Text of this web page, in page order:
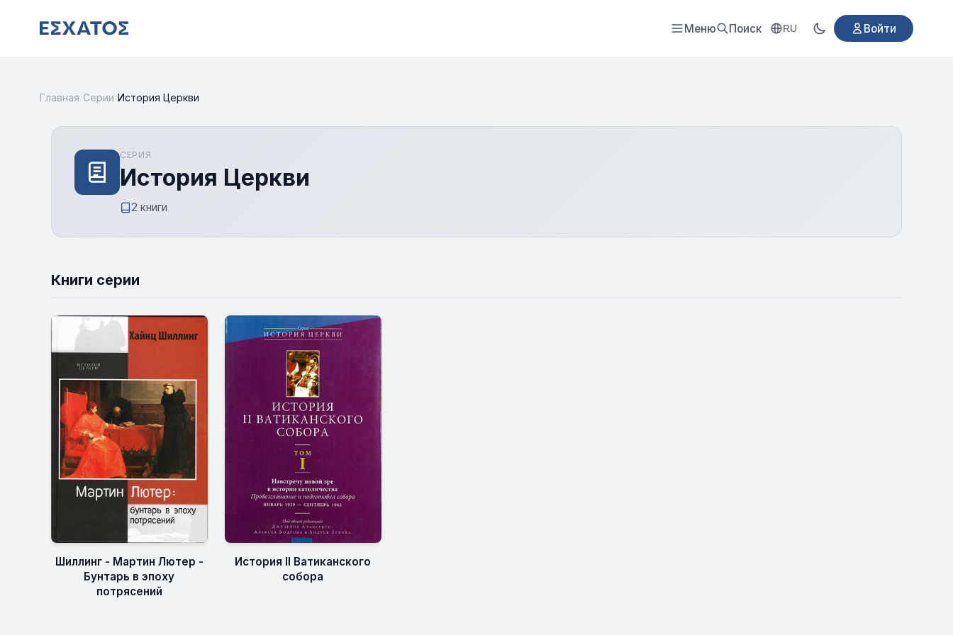
Меню Поиск RU Войти
Главная Серии История Церкви
СЕРИЯ
История Церкви
2 книги
Книги серии
Шиллинг - Мартин Лютер -
Бунтарь в эпоху
потрясений
История II Ватиканского
собора